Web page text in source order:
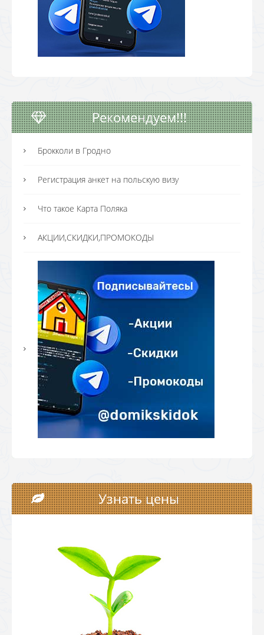
Рекомендуем!!!
Брокколи в Гродно
Регистрация анкет на польскую визу
Что такое Карта Поляка
АКЦИИ,СКИДКИ,ПРОМОКОДЫ
Узнать цены